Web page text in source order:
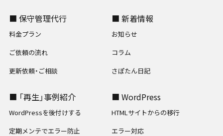
■ 保守管理代行
料金プラン
ご依頼の流れ
更新依頼・ご相談
■ 新着情報
お知らせ
コラム
さぽたん日記
■ 「再生」事例紹介
WordPressを後付けする
定期メンテでエラー防止
■ WordPress
HTMLサイトからの移行
エラー対応